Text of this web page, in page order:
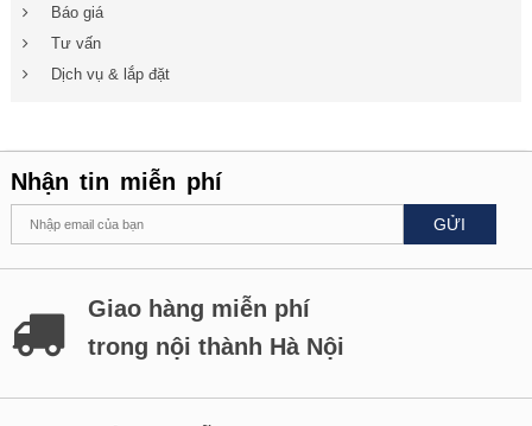
Báo giá
Tư vấn
Dịch vụ & lắp đặt
Nhận tin miễn phí
GỬI
Giao hàng miễn phí
trong nội thành Hà Nội